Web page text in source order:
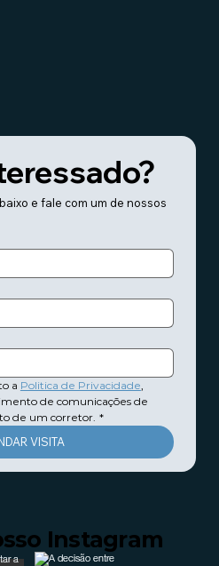
Instagram
e fale com um de nossos
a Politica de Privacidade
de comunicações de
de um corretor. *
VISITA